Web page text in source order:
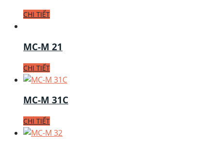
CHI TIẾT
MC-M 21
CHI TIẾT
MC-M 31C
CHI TIẾT